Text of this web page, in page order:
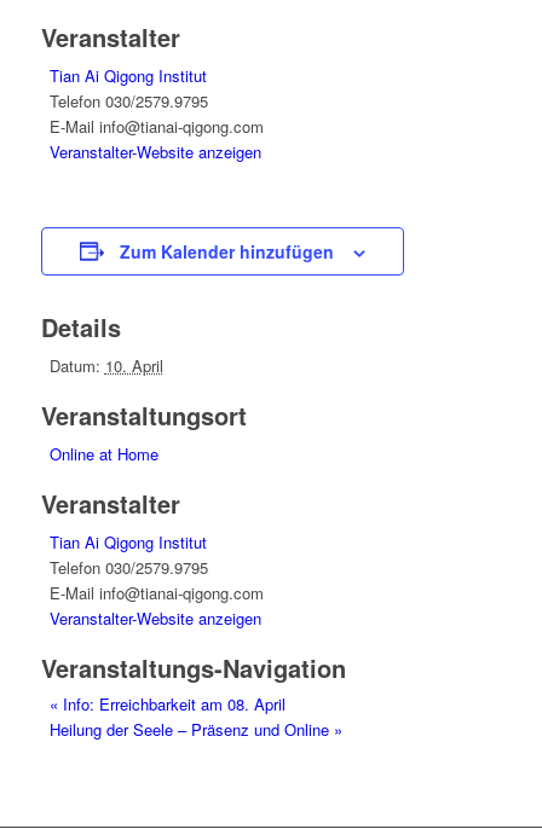
Veranstalter
Tian Ai Qigong Institut
Telefon 030/2579.9795
E-Mail info@tianai-qigong.com
Veranstalter-Website anzeigen
Zum Kalender hinzufügen
Details
Datum: 10. April
Veranstaltungsort
Online at Home
Veranstalter
Tian Ai Qigong Institut
Telefon 030/2579.9795
E-Mail info@tianai-qigong.com
Veranstalter-Website anzeigen
Veranstaltungs-Navigation
« Info: Erreichbarkeit am 08. April
Heilung der Seele – Präsenz und Online »